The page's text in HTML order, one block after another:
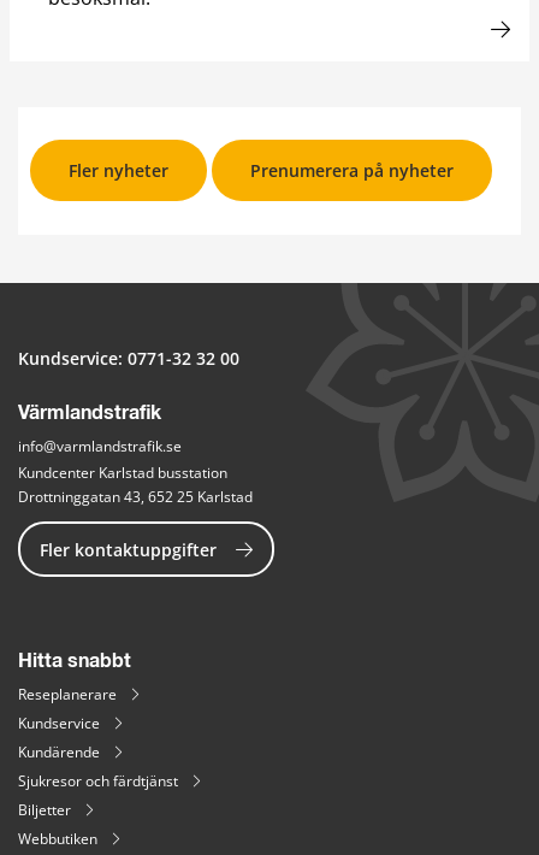
Fler nyheter Prenumerera på nyheter
Kundservice: 0771-32 32 00
Värmlandstrafik
info@varmlandstrafik.se
Kundcenter Karlstad busstation
Drottninggatan 43, 652 25 Karlstad
Fler kontaktuppgifter
Hitta snabbt
Reseplanerare
Kundservice
Kundärende
Sjukresor och färdtjänst
Biljetter
Webbutiken